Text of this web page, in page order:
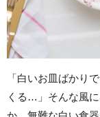
「白いお皿ばかり
くる…」そんな風